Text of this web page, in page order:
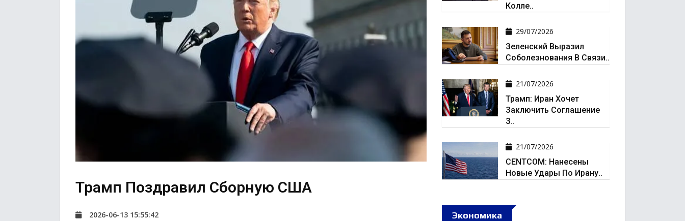
Трамп Поздравил Сборную США
2026-06-13 15:55:42
Колле..
29/07/2026
Зеленский Выразил
Соболезнования В Связи..
21/07/2026
Трамп: Иран Хочет
Заключить Соглашение
З..
21/07/2026
CENTCOM: Нанесены
Новые Удары По Ирану..
Экономика